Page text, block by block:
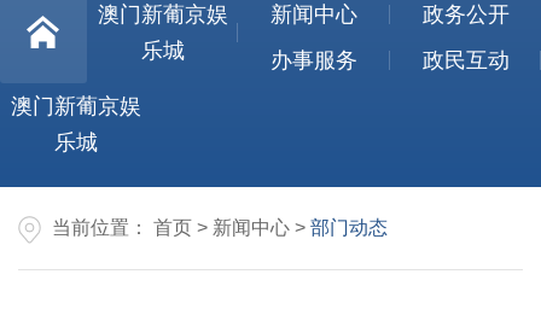
澳门新葡京娱
乐城
新闻中心
政务公开
办事服务
政民互动
澳门新葡京娱
乐城
当前位置： 首页 > 新闻中心 > 部门动态